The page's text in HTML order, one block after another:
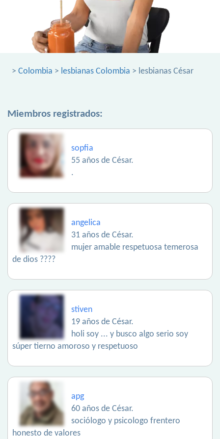
> Colombia > lesbianas Colombia > lesbianas César
Miembros registrados:
sopfia
55 años de César.
.
angelica
31 años de César.
mujer amable respetuosa temerosa
de dios ????
stiven
19 años de César.
holi soy ... y busco algo serio soy
súper tierno amoroso y respetuoso
apg
60 años de César.
sociólogo y psicologo frentero
honesto de valores